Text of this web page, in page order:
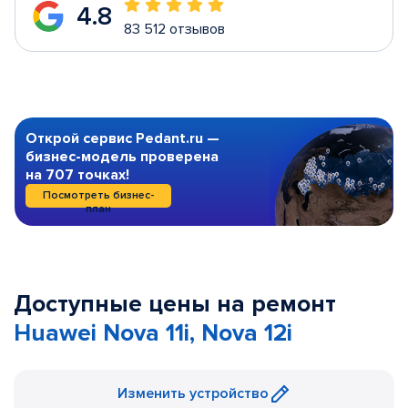
4.8 83 512 отзывов
Открой сервис Pedant.ru —
бизнес-модель проверена
на 707 точках!
Посмотреть бизнес-
план
Доступные цены на ремонт
Huawei Nova 11i, Nova 12i
Изменить устройство